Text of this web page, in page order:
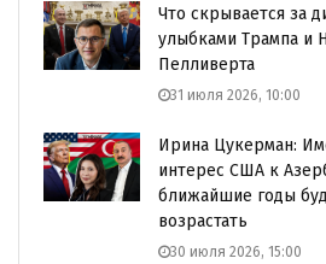
Что скрывается за
улыбками Трампа и
Пелливерта
31 июля 2026, 10:00
Ирина Цукерман:
интерес США к
ближайшие годы
возрастать
30 июля 2026, 15:00